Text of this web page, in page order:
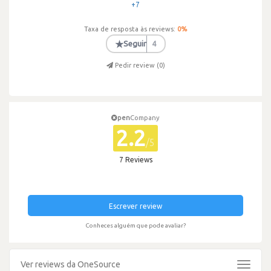
+7
Taxa de resposta às reviews: 0%
★Seguir 4
Pedir review (0)
penCompany
2.2/5
7 Reviews
Escrever review
Conheces alguém que pode avaliar?
Ver reviews da OneSource
Toggle